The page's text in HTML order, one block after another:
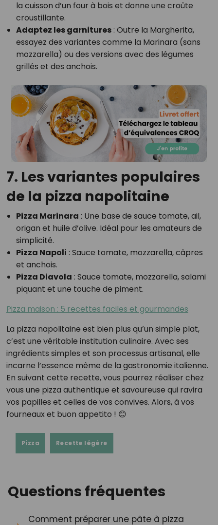
la cuisson d’un four à bois et donne une croûte
croustillante.
Adaptez les garnitures: Outre la Margherita,
essayez des variantes comme la Marinara (sans
mozzarella) ou des versions avec des légumes
grillés et des anchois.
7. Les variantes populaires
de la pizza napolitaine
Pizza Marinara : Une base de sauce tomate, ail,
origan et huile d’olive. Idéal pour les amateurs de
simplicité.
Pizza Napoli : Sauce tomate, mozzarella, câpres
et anchois.
Pizza Diavola : Sauce tomate, mozzarella, salami
piquant et une touche de piment.
Pizza maison : 5 recettes faciles et gourmandes
La pizza napolitaine est bien plus qu’un simple plat,
c’est une véritable institution culinaire. Avec ses
ingrédients simples et son processus artisanal, elle
incarne l’essence même de la gastronomie italienne.
En suivant cette recette, vous pourrez réaliser chez
vous une pizza authentique et savoureuse qui ravira
vos papilles et celles de vos convives. Alors, à vos
fourneaux et buon appetito ! 😊
Pizza Recette légère
Questions fréquentes
Comment préparer une pâte à pizza